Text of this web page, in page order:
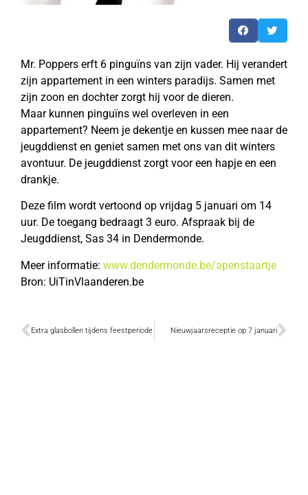
Mr. Poppers erft 6 pinguïns van zijn vader. Hij verandert
zijn appartement in een winters paradijs. Samen met
zijn zoon en dochter zorgt hij voor de dieren.
Maar kunnen pinguïns wel overleven in een
appartement? Neem je dekentje en kussen mee naar de
jeugddienst en geniet samen met ons van dit winters
avontuur. De jeugddienst zorgt voor een hapje en een
drankje.
Deze film wordt vertoond op vrijdag 5 januari om 14
uur. De toegang bedraagt 3 euro. Afspraak bij de
Jeugddienst, Sas 34 in Dendermonde.
Meer informatie: www.dendermonde.be/apenstaartje
Bron: UiTinVlaanderen.be
Extra glasbollen tijdens feestperiode Nieuwjaarsreceptie op 7 januari